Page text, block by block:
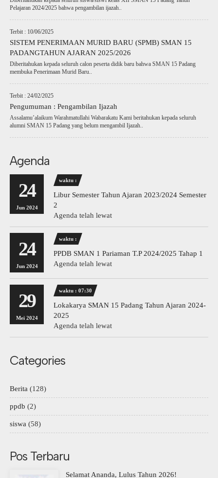
Pelajaran 2024/2025 bahwa pengambilan ijazah..
Terbit : 10/06/2025
SISTEM PENERIMAAN MURID BARU (SPMB) SMAN 15
PADANGTAHUN AJARAN 2025/2026
Diberitahukan kepada seluruh calon peserta didik baru bahwa SMAN 15 Padang
membuka Penerimaan Murid Baru..
Terbit : 24/02/2025
Pengumuman : Pengambilan Ijazah
Assalamu’alaikum Warahmatullahi Wabarakatu Kami beritahukan kepada seluruh
alumni SMAN 15 Padang yang belum mengambil Ijazah..
Agenda
24
Jun 2024
waktu :
Libur Semester Tahun Ajaran 2023/2024 Semester
2
Agenda telah lewat
24
Jun 2024
waktu :
PPDB SMAN 1 Pariaman T.P 2024/2025 Tahap 1
Agenda telah lewat
29
Mei 2024
waktu : 07:30
Lokakarya SMAN 15 Padang Tahun Ajaran 2024-
2025
Agenda telah lewat
Categories
Berita (128)
ppdb (2)
siswa (58)
Pos Terbaru
Selamat Ananda, Lulus Tahun 2026!